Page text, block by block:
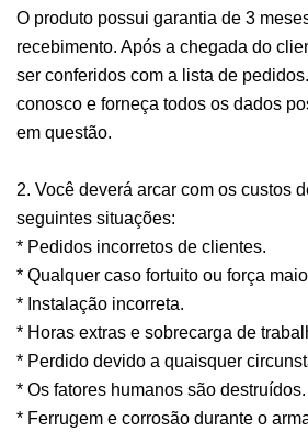
O produto possui garantia de 3
recebimento. Após a chegada do
ser conferidos com a lista de
conosco e forneça todos os dados
em questão.
2. Você deverá arcar com os custos
seguintes situações:
* Pedidos incorretos de clientes.
* Qualquer caso fortuito ou força
* Instalação incorreta.
* Horas extras e sobrecarga de
* Perdido devido a quaisquer
* Os fatores humanos são destruídos.
* Ferrugem e corrosão durante o